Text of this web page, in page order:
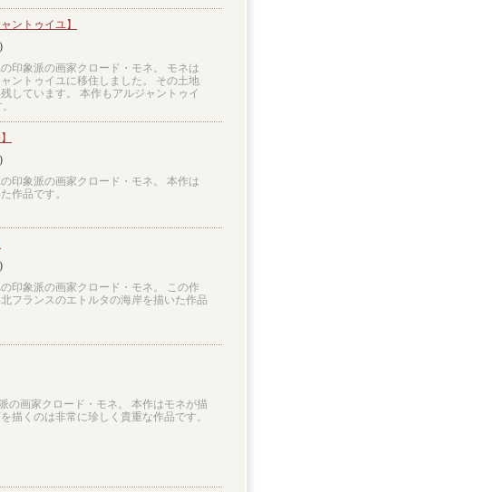
ントゥイユ】
印象派の画家クロード・モネ。 モネは
ントゥイユに移住しました。 その土地
しています。 本作もアルジャントゥイ
印象派の画家クロード・モネ。 本作は
作品です。
印象派の画家クロード・モネ。 この作
フランスのエトルタの海岸を描いた作品
の画家クロード・モネ。 本作はモネが描
描くのは非常に珍しく貴重な作品です。